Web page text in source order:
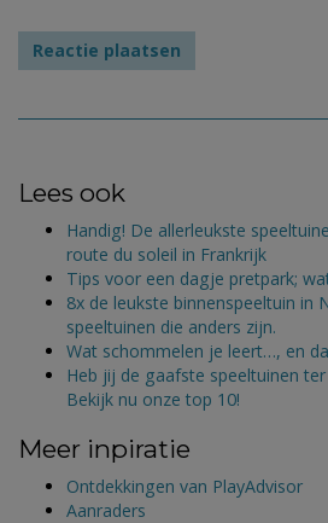
Lees ook
Handig! De allerleukste
route du soleil in Frankrijk
Tips voor een dagje pretpark;
8x de leukste binnenspeeltuin in
speeltuinen die anders zijn.
Wat schommelen je leert…, en
Heb jij de gaafste speeltuinen
Bekijk nu onze top 10!
Meer inpiratie
Ontdekkingen van PlayAdvisor
Aanraders